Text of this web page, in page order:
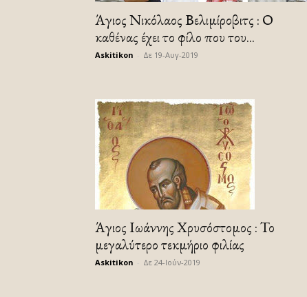
Άγιος Νικόλαος Βελιμίροβιτς : Ο
καθένας έχει το φίλο που του...
Askitikon Δε 19-Αυγ-2019
Άγιος Ιωάννης Χρυσόστομος : Το
μεγαλύτερο τεκμήριο φιλίας
Askitikon Δε 24-Ιούν-2019